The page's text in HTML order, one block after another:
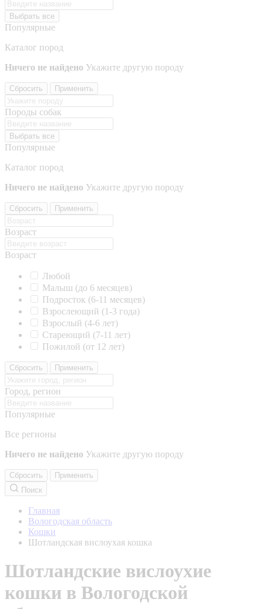
Выбрать все
Популярные
Каталог пород
Ничего не найдено Укажите другую породу
Сбросить Применить
Породы собак
Выбрать все
Популярные
Каталог пород
Ничего не найдено Укажите другую породу
Сбросить Применить
Возраст
Возраст
Любой
Малыш (до 6 месяцев)
Подросток (6-11 месяцев)
Взрослеющий (1-3 года)
Взрослый (4-6 лет)
Стареющий (7-11 лет)
Пожилой (от 12 лет)
Сбросить Применить
Город, регион
Популярные
Все регионы
Ничего не найдено Укажите другую породу
Сбросить
Применить
Поиск
Главная
Вологодская область
Кошки
Шотландская вислоухая кошка
Шотландские вислоухие
кошки в Вологодской